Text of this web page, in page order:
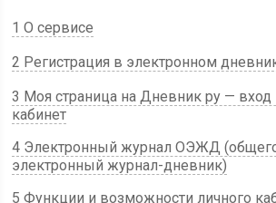
1 О сервисе
2 Регистрация в электронном
3 Моя страница на Дневник ру —
кабинет
4 Электронный журнал ОЭЖД
электронный журнал-дневник)
5 Функции и возможности личного